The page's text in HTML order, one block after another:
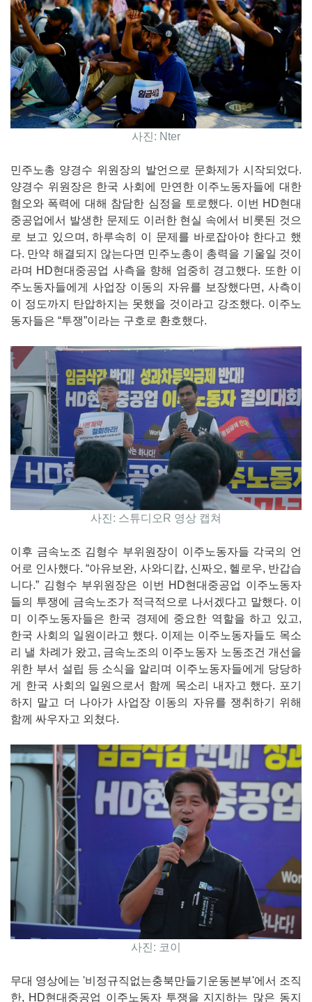
사진: Nter
민주노총 양경수 위원장의 발언으로 문화제가 시작되었다.
양경수 위원장은 한국 사회에 만연한 이주노동자들에 대한
혐오와 폭력에 대해 참담한 심정을 토로했다. 이번 HD현대
중공업에서 발생한 문제도 이러한 현실 속에서 비롯된 것으
로 보고 있으며, 하루속히 이 문제를 바로잡아야 한다고 했
다. 만약 해결되지 않는다면 민주노총이 총력을 기울일 것이
라며 HD현대중공업 사측을 향해 엄중히 경고했다. 또한 이
주노동자들에게 사업장 이동의 자유를 보장했다면, 사측이
이 정도까지 탄압하지는 못했을 것이라고 강조했다. 이주노
동자들은 “투쟁”이라는 구호로 환호했다.
사진: 스튜디오R 영상 캡쳐
이후 금속노조 김형수 부위원장이 이주노동자들 각국의 언
어로 인사했다. “아유보완, 사와디캅, 신짜오, 헬로우, 반갑습
니다.” 김형수 부위원장은 이번 HD현대중공업 이주노동자
들의 투쟁에 금속노조가 적극적으로 나서겠다고 말했다. 이
미 이주노동자들은 한국 경제에 중요한 역할을 하고 있고,
한국 사회의 일원이라고 했다. 이제는 이주노동자들도 목소
리 낼 차례가 왔고, 금속노조의 이주노동자 노동조건 개선을
위한 부서 설립 등 소식을 알리며 이주노동자들에게 당당하
게 한국 사회의 일원으로서 함께 목소리 내자고 했다. 포기
하지 말고 더 나아가 사업장 이동의 자유를 쟁취하기 위해
함께 싸우자고 외쳤다.
사진: 코이
무대 영상에는 '비정규직없는충북만들기운동본부'에서 조직
한, HD현대중공업 이주노동자 투쟁을 지지하는 많은 동지